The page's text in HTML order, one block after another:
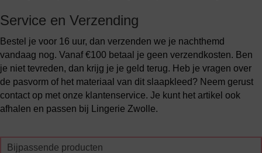
Service en Verzending
Bestel je voor 16 uur, dan verzenden we je nachthemd
vandaag nog. Vanaf €100 betaal je geen verzendkosten. Ben
je niet tevreden, dan krijg je je geld terug. Heb je vragen over
de pasvorm of het materiaal van dit slaapkleed? Neem gerust
contact op met onze klantenservice. Je kunt het artikel ook
afhalen en passen bij Lingerie Zwolle.
Bijpassende producten